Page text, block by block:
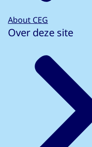
About CEG
Over deze site